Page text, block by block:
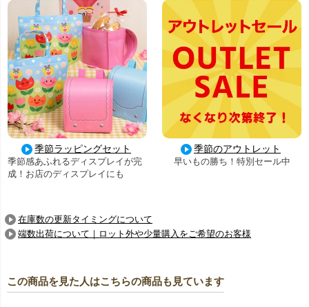
季節ラッピングセット
季節感あふれるディスプレイが完
成！お店のディスプレイにも
季節のアウトレット
早いもの勝ち！特別セール中
在庫数の更新タイミングについて
端数出荷について｜ロット外や少量購入をご希望のお客様
この商品を見た人はこちらの商品も見ています